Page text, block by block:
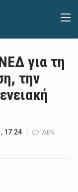
για τη
την
17:24
ΔΕΝ